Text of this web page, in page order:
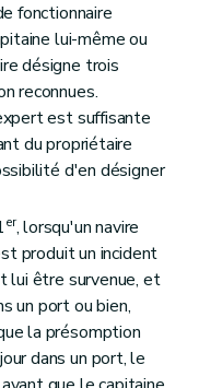
fonctionnaire
lui-même ou
désigne trois
reconnues.
est suffisante
du propriétaire
d'en désigner
er, lorsqu'un navire
produit un incident
lui être survenue, et
un port ou bien,
la présomption
dans un port, le